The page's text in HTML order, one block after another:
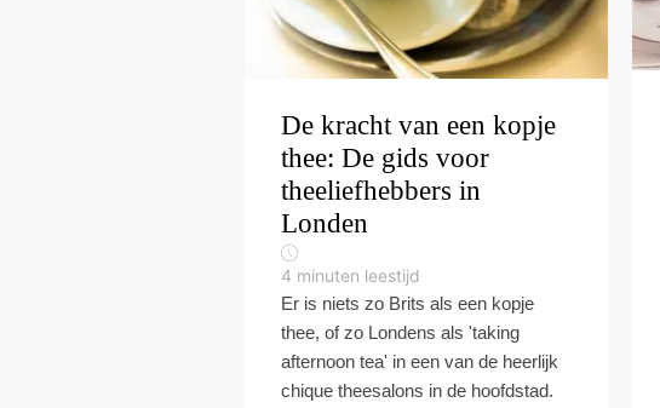
De kracht van een kopje
thee: De gids voor
theeliefhebbers in
Londen
4 minuten leestijd
Er is niets zo Brits als een kopje
thee, of zo Londens als 'taking
afternoon tea' in een van de heerlijk
chique theesalons in de hoofdstad.